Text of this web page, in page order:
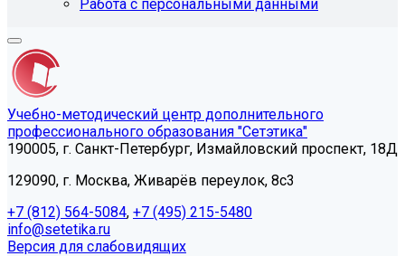
Работа с персональными данными
Учебно-методический центр дополнительного
профессионального образования "Сетэтика"
190005, г. Санкт-Петербург, Измайловский проспект, 18Д
129090, г. Москва, Живарёв переулок, 8с3
+7 (812) 564-5084, +7 (495) 215-5480
info@setetika.ru
Версия для слабовидящих